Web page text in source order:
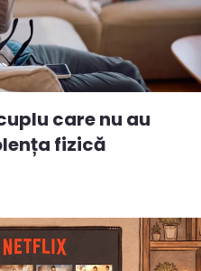
care nu au
fizică